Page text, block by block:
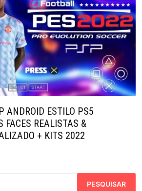
ANDROID ESTILO PS5
FACES REALISTAS &
+ KITS 2022